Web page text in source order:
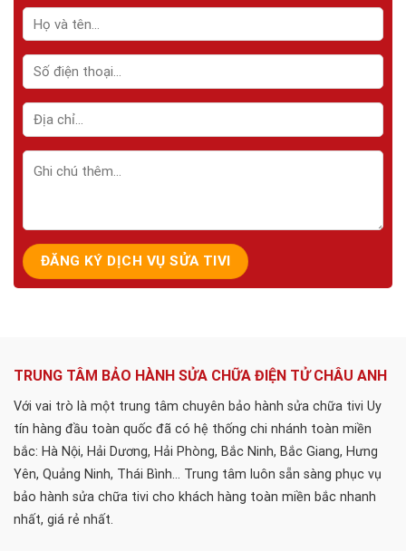
TRUNG TÂM BẢO HÀNH SỬA CHỮA ĐIỆN TỬ CHÂU ANH
Với vai trò là một trung tâm chuyên bảo hành sửa chữa tivi Uy
tín hàng đầu toàn quốc đã có hệ thống chi nhánh toàn miền
bắc: Hà Nội, Hải Dương, Hải Phòng, Bắc Ninh, Bắc Giang, Hưng
Yên, Quảng Ninh, Thái Bình... Trung tâm luôn sẵn sàng phục vụ
bảo hành sửa chữa tivi cho khách hàng toàn miền bắc nhanh
nhất, giá rẻ nhất.